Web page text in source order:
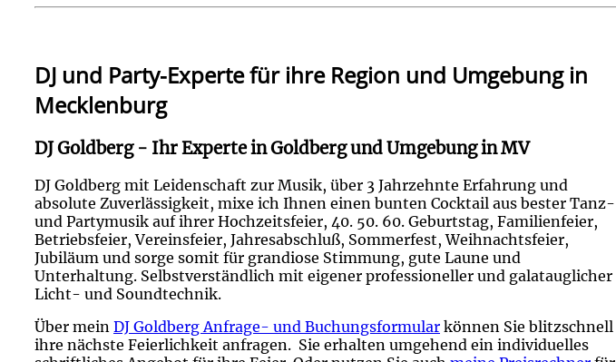
DJ und Party-Experte für ihre Region und Umgebung in
Mecklenburg
DJ Goldberg - Ihr Experte in Goldberg und Umgebung in MV
DJ Goldberg mit Leidenschaft zur Musik, über 3 Jahrzehnte Erfahrung und
absolute Zuverlässigkeit, mixe ich Ihnen einen bunten Cocktail aus bester Tanz-
und Partymusik auf ihrer Hochzeitsfeier, 40. 50. 60. Geburtstag, Familienfeier,
Betriebsfeier, Vereinsfeier, Jahresabschluß, Sommerfest, Weihnachtsfeier,
Jubiläum und sorge somit für grandiose Stimmung, gute Laune und
Unterhaltung. Selbstverständlich mit eigener professioneller und galatauglicher
Licht- und Soundtechnik.
Über mein DJ Goldberg Anfrage- und Buchungsformular können Sie blitzschnell
ihre nächste Feierlichkeit anfragen. Sie erhalten umgehend ein individuelles